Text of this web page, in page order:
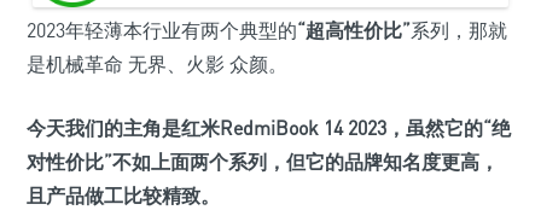
2023年轻薄本行业有两个典型的“超高性价比”系列，那就
是机械革命 无界、火影 众颜。
今天我们的主角是红米RedmiBook 14 2023 ，虽然它的“绝
对性价比”不如上面两个系列，但它的品牌知名度更高，
且产品做工比较精致。